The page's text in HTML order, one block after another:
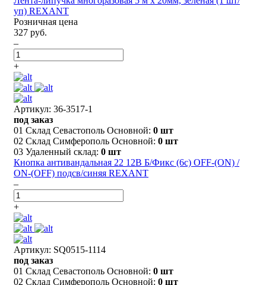
уп) REXANT
Розничная цена
327 руб.
–
+
Артикул: 36-3517-1
под заказ
01 Склад Севастополь Основной: 0 шт
02 Склад Симферополь Основной: 0 шт
03 Удаленный склад: 0 шт
Кнопка антивандальная 22 12В Б/Фикс (6с) OFF-(ON) /
ON-(OFF) подсв/синяя REXANT
–
+
Артикул: SQ0515-1114
под заказ
01 Склад Севастополь Основной: 0 шт
02 Склад Симферополь Основной: 0 шт